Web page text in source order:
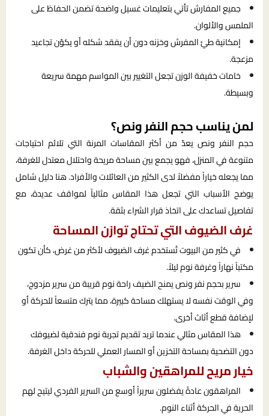
جميع المفارش تأتي بتعليمات غسيل واضحة تضمن الحفاظ على
الملمس والألوان.
إمكانية طيّ المفرش وخزنه دون أن يفقد شكله أو يكوّن تجاعيد
مزعجة.
خامات خفيفة الوزن تجعل التغيير بين المواسم مهمة سريعة
وبسيطة.
لمن يناسب حجم النفر ونص؟
حجم النفر ونص يعدّ من أكثر المقاسات المرنة التي تلائم احتياجات
متنوعة في المنزل، فهو يجمع بين مساحة مريحة واحتلال معتدل للغرفة،
مما يجعله خياراً مفضلاً لدى الكثير من العائلات والأفراد. هنا دليل شامل
يوضح الأسباب التي تجعل هذا المقاس مثالياً لمواقف عديدة، مع
تفاصيل تساعدك على اتخاذ قرار الشراء بثقة.
غرف الضيوف التي تحتاج توازن المساحة
في كثير من البيوت تُستخدم غرف الضيوف لأكثر من غرض، كأن تكون
مكتباً نهاراً وغرفة نوم ليلاً.
سرير بحجم نفر ونص يمنح الضيف راحة نوم قريبة من سرير مزدوج،
وفي الوقت نفسه لا يستهلك مساحة كبيرة، مما يترك متسعاً للحركة أو
لإضافة قطع أثاث أخرى.
هذا المقاس مثالي عندما تريد تقديم تجربة نوم فندقية لضيوفك
دون التضحية بمساحة التخزين أو المسار العملي للحركة داخل الغرفة.
خيار مريح للمراهقين والشباب
المراهقون عادةً يفضلون سريراً أوسع من السرير الفردي ليتيح لهم
الحرية في الحركة أثناء النوم.